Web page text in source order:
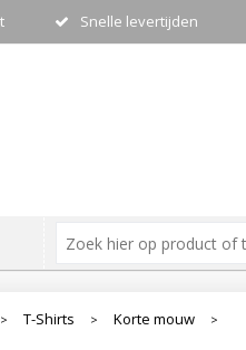
Snelle levertijden
> T-Shirts > Korte mouw >